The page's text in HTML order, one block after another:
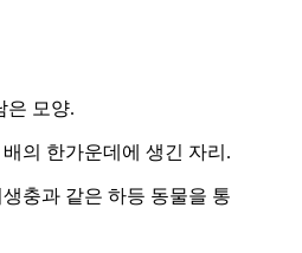
은 모양.
의 한가운데에 생긴 자리.
충과 같은 하등 동물을 통